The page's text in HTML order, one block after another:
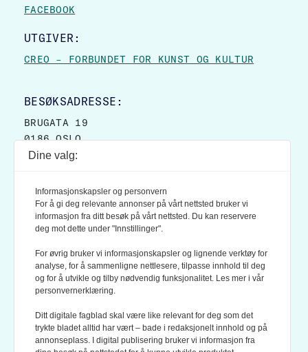
FACEBOOK
UTGIVER:
CREO – FORBUNDET FOR KUNST OG KULTUR
BESØKSADRESSE:
BRUGATA 19
0186 OSLO
POSTBOKS 9007 GRØNLAND
0133 OSLO
LES OGSÅ:
KONTEKSTS PERSONVERN-POLICY
Dine valg:
Informasjonskapsler og personvern
For å gi deg relevante annonser på vårt nettsted bruker vi
informasjon fra ditt besøk på vårt nettsted. Du kan reservere
deg mot dette under "Innstillinger".
For øvrig bruker vi informasjonskapsler og lignende verktøy for
analyse, for å sammenligne nettlesere, tilpasse innhold til deg
og for å utvikle og tilby nødvendig funksjonalitet. Les mer i vår
personvernerklæring.
Ditt digitale fagblad skal være like relevant for deg som det
trykte bladet alltid har vært – bade i redaksjonelt innhold og på
annonseplass. I digital publisering bruker vi informasjon fra